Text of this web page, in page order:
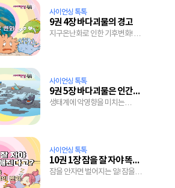
사이언싱 톡톡
9권 4장 바다괴물의 경고
지구온난화로 인한 기후변화! 바다
사이언싱 톡톡
9권 5장 바다괴물은 인간이다?
생태계에 악영향을 미치는
사이언싱 톡톡
10권 1장 잠을 잘 자야 똑똑해진다고?
잠을 안자면 벌어지는 일! 잠을